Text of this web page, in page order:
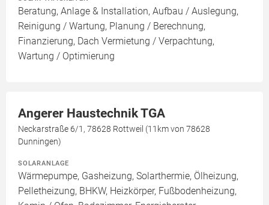
Beratung, Anlage & Installation, Aufbau / Auslegung,
Reinigung / Wartung, Planung / Berechnung,
Finanzierung, Dach Vermietung / Verpachtung,
Wartung / Optimierung
Angerer Haustechnik TGA
Neckarstraße 6/1, 78628 Rottweil (11km von 78628
Dunningen)
SOLARANLAGE
Wärmepumpe, Gasheizung, Solarthermie, Ölheizung,
Pelletheizung, BHKW, Heizkörper, Fußbodenheizung,